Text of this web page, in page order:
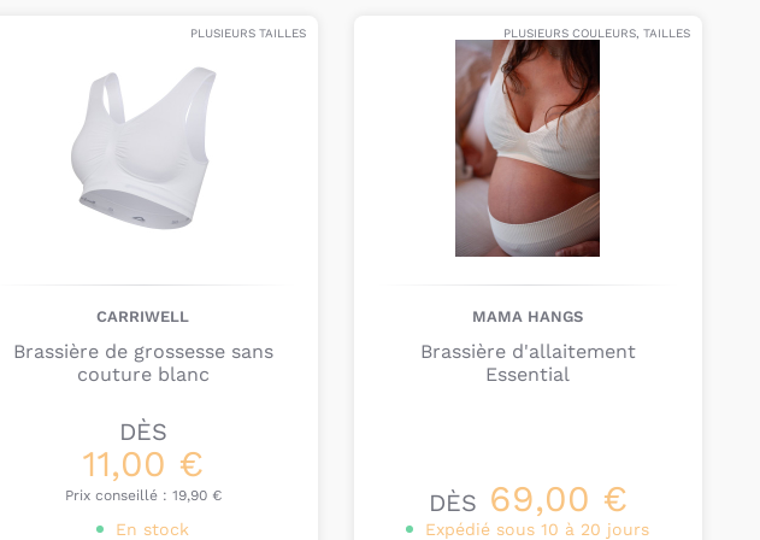
PLUSIEURS TAILLES
CARRIWELL
Brassière de grossesse sans
couture blanc
DÈS
11,00 €
Prix conseillé : 19,90 €
En stock
PLUSIEURS COULEURS, TAILLES
MAMA HANGS
Brassière d'allaitement
Essential
DÈS 69,00 €
Expédié sous 10 à 20 jours